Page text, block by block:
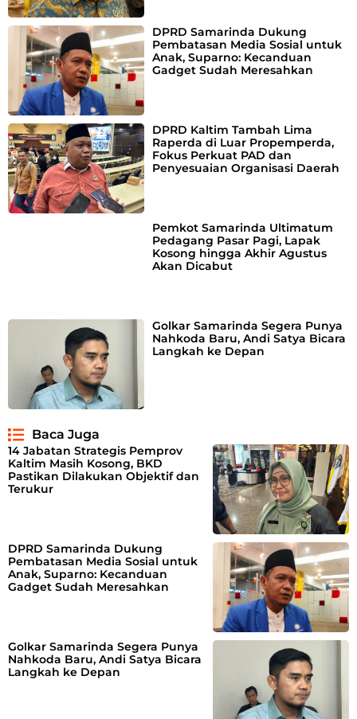
DPRD Samarinda Dukung
Pembatasan Media Sosial untuk
Anak, Suparno: Kecanduan
Gadget Sudah Meresahkan
DPRD Kaltim Tambah Lima
Raperda di Luar Propemperda,
Fokus Perkuat PAD dan
Penyesuaian Organisasi Daerah
Pemkot Samarinda Ultimatum
Pedagang Pasar Pagi, Lapak
Kosong hingga Akhir Agustus
Akan Dicabut
Golkar Samarinda Segera Punya
Nahkoda Baru, Andi Satya Bicara
Langkah ke Depan
Baca Juga
14 Jabatan Strategis Pemprov
Kaltim Masih Kosong, BKD
Pastikan Dilakukan Objektif dan
Terukur
DPRD Samarinda Dukung
Pembatasan Media Sosial untuk
Anak, Suparno: Kecanduan
Gadget Sudah Meresahkan
Golkar Samarinda Segera Punya
Nahkoda Baru, Andi Satya Bicara
Langkah ke Depan